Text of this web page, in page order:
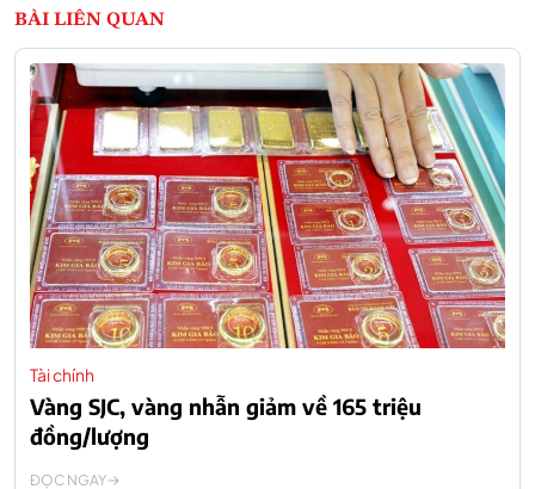
BÀI LIÊN QUAN
Tài chính
Vàng SJC, vàng nhẫn giảm về 165 triệu
đồng/lượng
ĐỌC NGAY